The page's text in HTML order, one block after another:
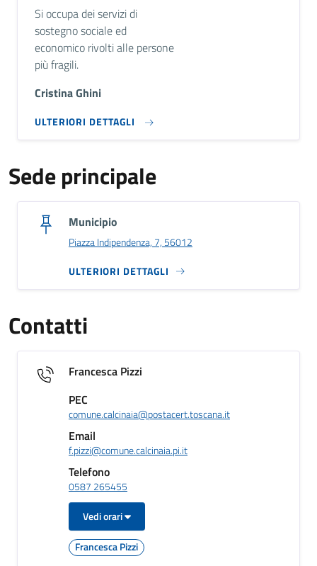
Descrizione breve
Si occupa dei servizi di
sostegno sociale ed
economico rivolti alle persone
più fragili.
Cristina Ghini
ULTERIORI DETTAGLI
Sede principale
Municipio
Piazza Indipendenza, 7, 56012
ULTERIORI DETTAGLI
Contatti
Francesca Pizzi
PEC
comune.calcinaia@postacert.toscana.it
Email
f.pizzi@comune.calcinaia.pi.it
Telefono
0587 265455
Vedi orari
Francesca Pizzi